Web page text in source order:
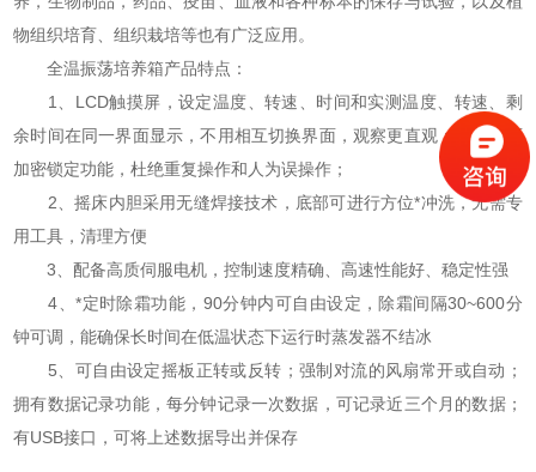
物组织培育、组织栽培等也有广泛应用。
全温振荡培养箱产品特点：
1、LCD触摸屏，设定温度、转速、时间和实测温度、转速、剩
余时间在同一界面显示，不用相互切换界面，观察更直观；操作界面
加密锁定功能，杜绝重复操作和人为误操作；
2、摇床内胆采用无缝焊接技术，底部可进行方位*冲洗，无需专
用工具，清理方便
3、配备高质伺服电机，控制速度精确、高速性能好、稳定性强
4、*定时除霜功能，90分钟内可自由设定，除霜间隔30~600分
钟可调，能确保长时间在低温状态下运行时蒸发器不结冰
5、可自由设定摇板正转或反转；强制对流的风扇常开或自动；
拥有数据记录功能，每分钟记录一次数据，可记录近三个月的数据；
有USB接口，可将上述数据导出并保存